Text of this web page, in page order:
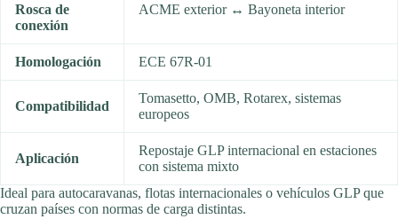
Rosca de
conexión
ACME exterior ↔ Bayoneta interior
Homologación ECE 67R-01
Compatibilidad
Tomasetto, OMB, Rotarex, sistemas
europeos
Aplicación
Repostaje GLP internacional en estaciones
con sistema mixto
Ideal para autocaravanas, flotas internacionales o vehículos GLP que
cruzan países con normas de carga distintas.